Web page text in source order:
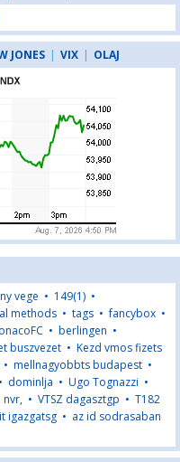
JONES | VIX | OLAJ
vege • 149(1) •
methods • tags •fancybox •
• berlingen •
buszvezet • Kezd vmos fizets
• mellnagyobbts budapest •
• dominlja • Ugo Tognazzi •
nvr, • VTSZ dagasztgp • T182
igazgatsg • az id sodrasaban